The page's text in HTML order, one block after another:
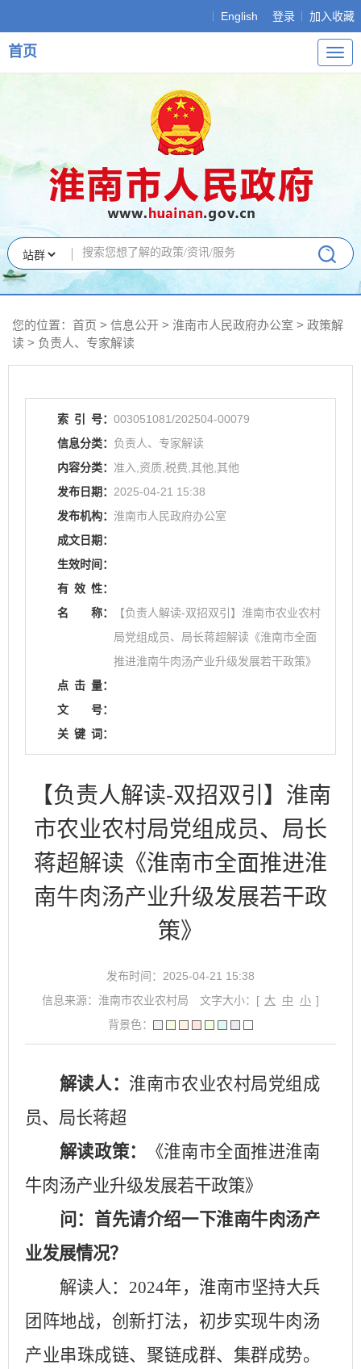
English 登录 加入收藏
导
航
首页
您的位置： 首页 > 信息公开 > 淮南市人民政府办公室 > 政策解
读 > 负责人、专家解读
索 引 号： 003051081/202504-00079
信息分类： 负责人、专家解读
内容分类： 准入,资质,税费,其他,其他
发布日期： 2025-04-21 15:38
发布机构： 淮南市人民政府办公室
成文日期：
生效时间：
有 效 性：
名
称：
【负责人解读-双招双引】淮南市农业农村
局党组成员、局长蒋超解读《淮南市全面
推进淮南牛肉汤产业升级发展若干政策》
点 击 量：
文
号：
关 键 词：
【负责人解读-双招双引】淮南
市农业农村局党组成员、局长
蒋超解读《淮南市全面推进淮
南牛肉汤产业升级发展若干政
策》
发布时间：2025-04-21 15:38
信息来源：淮南市农业农村局
文字大小：[ 大 中 小 ]
背景色：
解读人： 淮南市农业农村局党组成
员、局长蒋超
解读政策：
《淮南市全面推进淮南
牛肉汤产业升级发展若干政策》
问：首先请介绍一下淮南牛肉汤产
业发展情况？
解读人： 2024年，淮南市坚持大兵
团阵地战，创新打法，初步实现牛肉汤
产业串珠成链、聚链成群、集群成势。